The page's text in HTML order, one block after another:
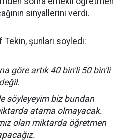
sinyallerini verdi.
Tekin, şunları söyledi:
göre artık 40 bin'li 50 bin'li
söyleyeyim biz bundan
atama olmayacak.
olan miktarda öğretmen